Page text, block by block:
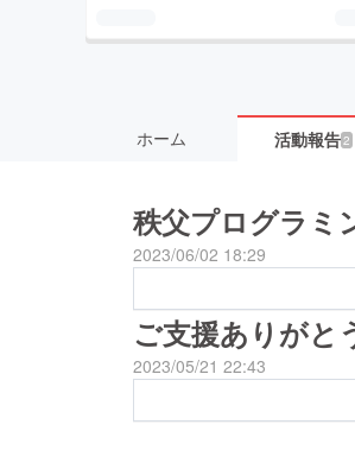
ホーム 活動報告2
秩父プログラミ
2023/06/02 18:29
ご支援ありがと
2023/05/21 22:43